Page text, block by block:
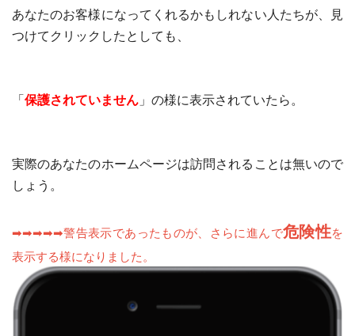
あなたのお客様になってくれるかもしれない人たちが、見
つけてクリックしたとしても、
「 保護されていません 」の様に表示されていたら。
実際のあなたのホームページは訪問されることは無いので
しょう。
➡➡➡➡➡警告表示であったものが、さらに進んで危険性を
表示する様になりました。